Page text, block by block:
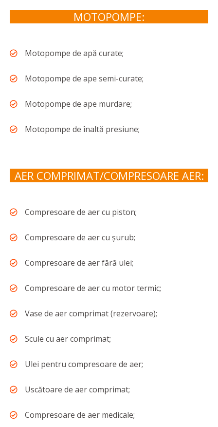
MOTOPOMPE:
Motopompe de apă curate;
Motopompe de ape semi-curate;
Motopompe de ape murdare;
Motopompe de înaltă presiune;
AER COMPRIMAT/COMPRESOARE AER:
Compresoare de aer cu piston;
Compresoare de aer cu șurub;
Compresoare de aer fără ulei;
Compresoare de aer cu motor termic;
Vase de aer comprimat (rezervoare);
Scule cu aer comprimat;
Ulei pentru compresoare de aer;
Uscătoare de aer comprimat;
Compresoare de aer medicale;